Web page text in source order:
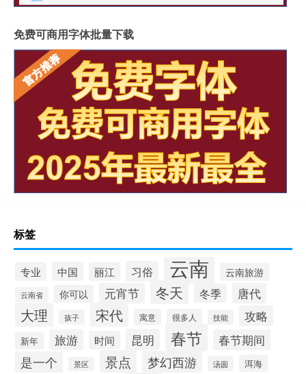
免费可商用字体批量下载
标签
专业 中国 丽江 习俗 云南 云南旅游
云南省 你可以 元宵节 冬天 冬季 唐代
大理 孩子 宋代 寓意 很多人 技能 攻略
新年 旅游 时间 昆明 春节 春节期间
是一个 景区 景点 梦幻西游 汤圆 洱海